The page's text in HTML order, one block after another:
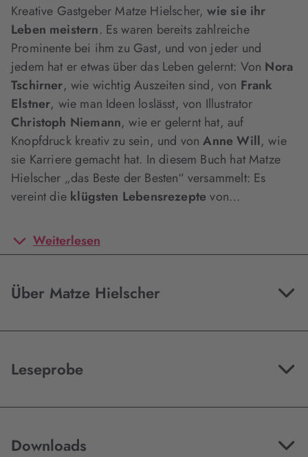
Kreative Gastgeber Matze Hielscher,wie sie ihr
Leben meistern. Es waren bereits zahlreiche
Prominente bei ihm zu Gast, und von jeder und
jedem hat er etwas über das Leben gelernt: Von Nora
Tschirner, wie wichtig Auszeiten sind, von Frank
Elstner, wie man Ideen loslässt, von Illustrator
Christoph Niemann, wie er gelernt hat, auf
Knopfdruck kreativ zu sein, und vonAnne Will, wie
sie Karriere gemacht hat. In diesem Buch hat Matze
Hielscher „das Beste der Besten“ versammelt: Es
vereint die klügsten Lebensrezeptevon…
Weiterlesen
Über Matze Hielscher
Leseprobe
Downloads